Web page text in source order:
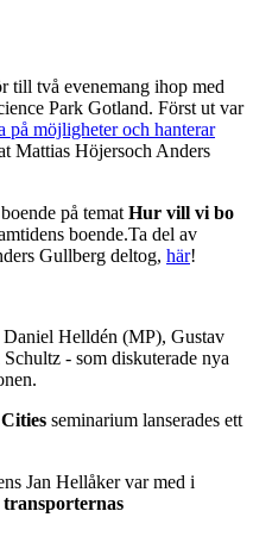
till två evenemang ihop med
Park Gotland. Först ut var
möjligheter och hanterar
Mattias Höjersoch Anders
på temat Hur vill vi bo
boende.Ta del av
Gullberg deltog, här!
Daniel Helldén (MP), Gustav
- som diskuterade nya
seminarium lanserades ett
Jan Hellåker var med i